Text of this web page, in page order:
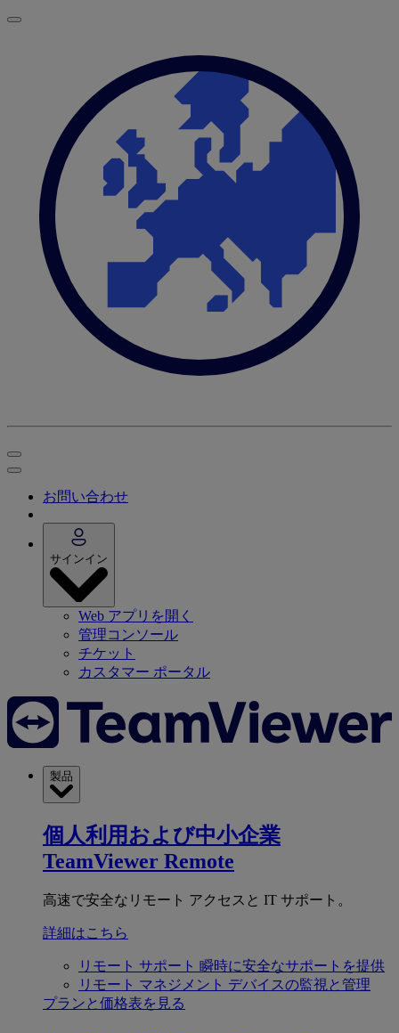
お問い合わせ
サインイン
Web アプリを開く
管理コンソール
チケット
カスタマー ポータル
製品
個人利用および中小企業
TeamViewer Remote
高速で安全なリモート アクセスと IT サポート。
詳細はこちら
リモート サポート 瞬時に安全なサポートを提供
リモート マネジメント デバイスの監視と管理
プランと価格表を見る